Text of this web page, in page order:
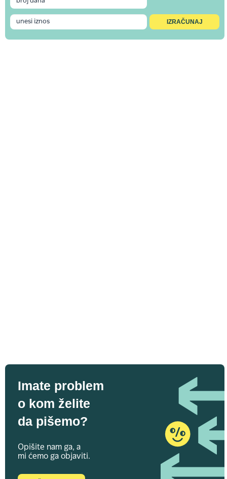
Imate problem
o kom želite
da pišemo?
Opišite nam ga, a
mi ćemo ga objaviti.